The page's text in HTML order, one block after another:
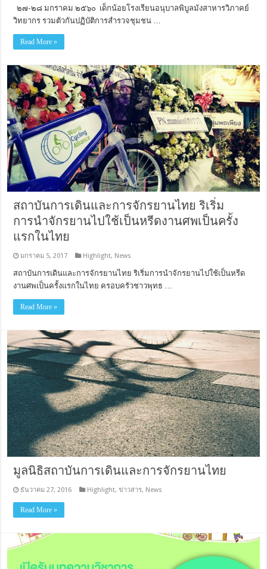
๒๗-๒๘ มกราคม ๒๕๖๐ เด็กน้อยโรงเรียนอนุบาลพิบูลมังสาหารวิภาคย์
วิทยากร รวมตัวกันปฏิบัติการสำรวจชุมชน …
Read More »
สถาบันการเดินและการจักรยานไทย ริเริ่ม
การนำจักรยานไปใช้เป็นหรีดงานศพเป็นครั้ง
แรกในไทย
มกราคม 5, 2017 Highlight, News
สถาบันการเดินและการจักรยานไทย ริเริ่มการนำจักรยานไปใช้เป็นหรีด
งานศพเป็นครั้งแรกในไทย ครอบครัวชาวพุทธ …
Read More »
มูลนิธิสถาบันการเดินและการจักรยานไทย
ธันวาคม 27, 2016 Highlight,ข่าวสาร, News
Read More »